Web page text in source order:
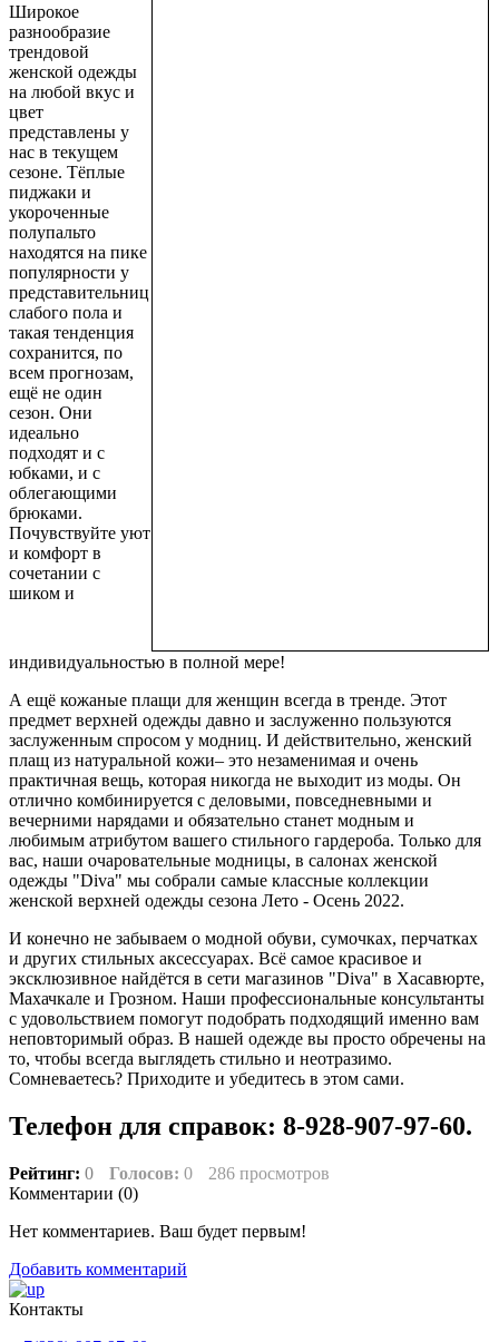
Широкое
разнообразие
трендовой
женской одежды
на любой вкус и
цвет
представлены у
нас в текущем
сезоне. Тёплые
пиджаки и
укороченные
полупальто
находятся на пике
популярности у
представительниц
слабого пола и
такая тенденция
сохранится, по
всем прогнозам,
ещё не один
сезон. Они
идеально
подходят и с
юбками, и с
облегающими
брюками.
Почувствуйте уют
и комфорт в
сочетании с
шиком и
индивидуальностью в полной мере!
А ещё кожаные плащи для женщин всегда в тренде. Этот
предмет верхней одежды давно и заслуженно пользуются
заслуженным спросом у модниц. И действительно, женский
плащ из натуральной кожи– это незаменимая и очень
практичная вещь, которая никогда не выходит из моды. Он
отлично комбинируется с деловыми, повседневными и
вечерними нарядами и обязательно станет модным и
любимым атрибутом вашего стильного гардероба. Только для
вас, наши очаровательные модницы, в салонах женской
одежды "Diva" мы собрали самые классные коллекции
женской верхней одежды сезона Лето - Осень 2022.
И конечно не забываем о модной обуви, сумочках, перчатках
и других стильных аксессуарах. Всё самое красивое и
эксклюзивное найдётся в сети магазинов "Diva" в Хасавюрте,
Махачкале и Грозном. Наши профессиональные консультанты
с удовольствием помогут подобрать подходящий именно вам
неповторимый образ. В нашей одежде вы просто обречены на
то, чтобы всегда выглядеть стильно и неотразимо.
Сомневаетесь? Приходите и убедитесь в этом сами.
Телефон для справок: 8-928-907-97-60.
Рейтинг: 0 Голосов: 0
286 просмотров
Комментарии (0)
Нет комментариев. Ваш будет первым!
Добавить комментарий
Контакты